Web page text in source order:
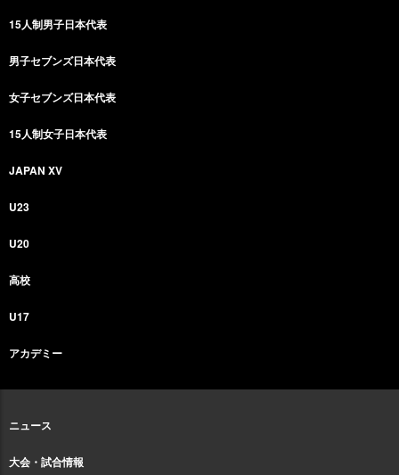
15人制男子日本代表
男子セブンズ日本代表
女子セブンズ日本代表
15人制女子日本代表
JAPAN XV
U23
U20
高校
U17
アカデミー
ニュース
大会・試合情報